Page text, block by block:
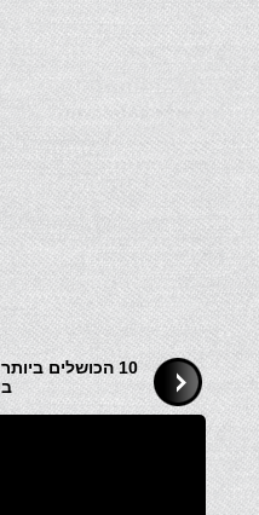
10 הכושלים